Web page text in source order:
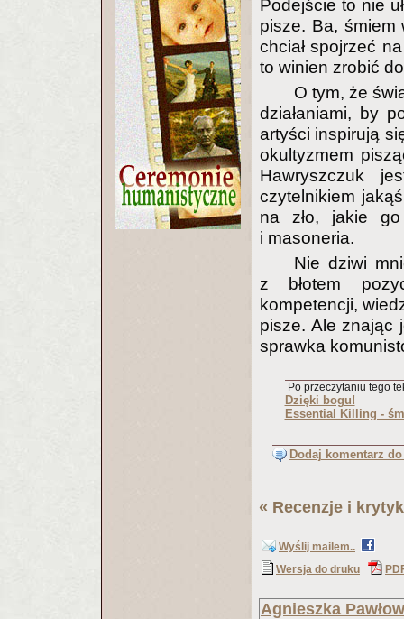
Podejście to nie
pisze. Ba, śmiem
chciał spojrzeć
to winien zrobić
O tym, że
działaniami, by
artyści inspirują
okultyzmem
Hawryszczuk
czytelnikiem
na zło, jakie
i masoneria.
Nie dziwi
z błotem
kompetencji,
pisze. Ale znając
sprawka
Po przeczytaniu tego
Dzięki bogu!
Essential Killing -
Dodaj komentarz
« Recenzje i
Wyślij mailem..
Wersja do druku
Agnieszka